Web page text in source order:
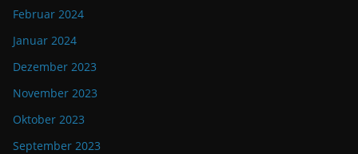
Februar 2024
Januar 2024
Dezember 2023
November 2023
Oktober 2023
September 2023